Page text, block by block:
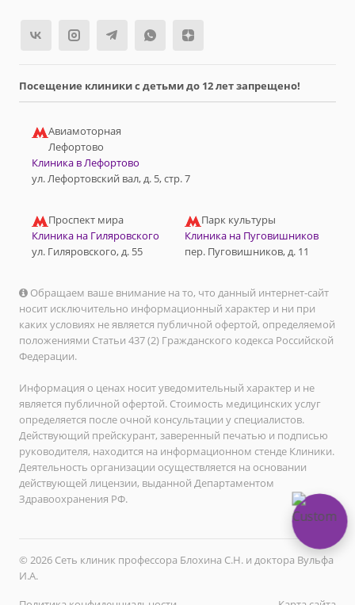
Посещение клиники с детьми до 12 лет запрещено!
Авиамоторная
Лефортово
Клиника в Лефортово
ул. Лефортовский вал, д. 5, стр. 7
Проспект мира
Клиника на Гиляровского
ул. Гиляровского, д. 55
Парк культуры
Клиника на Пуговишников
пер. Пуговишников, д. 11
Обращаем ваше внимание на то, что данный интернет-сайт
носит исключительно информационный характер и ни при
каких условиях не является публичной офертой, определяемой
положениями Статьи 437 (2) Гражданского кодекса Российской
Федерации.
Информация о ценах носит уведомительный характер и не
является публичной офертой. Стоимость медицинских услуг
определяется после очной консультации у специалистов.
Действующий прейскурант, заверенный печатью и подписью
руководителя, находится на информационном стенде Клиники.
Деятельность организации осуществляется на основании
действующей лицензии, выданной Департаментом
Здравоохранения РФ.
© 2026 Сеть клиник профессора Блохина С.Н. и доктора Вульфа
И.А.